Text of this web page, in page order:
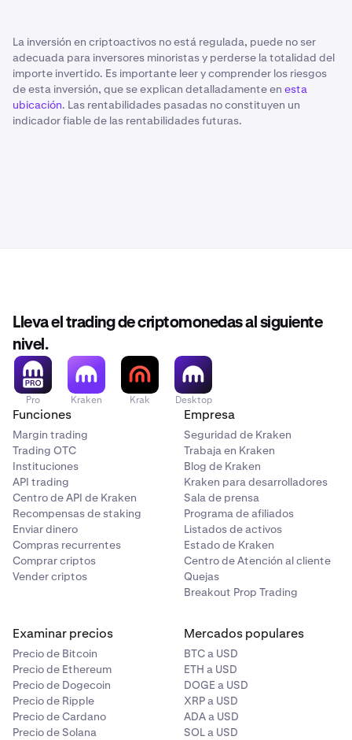
La inversión en criptoactivos no está regulada, puede no ser
adecuada para inversores minoristas y perderse la totalidad del
importe invertido. Es importante leer y comprender los riesgos
de esta inversión, que se explican detalladamente en esta
ubicación. Las rentabilidades pasadas no constituyen un
indicador fiable de las rentabilidades futuras.
Lleva el trading de criptomonedas al siguiente
nivel.
Pro Kraken Krak Desktop
Funciones
Margin trading
Trading OTC
Instituciones
API trading
Centro de API de Kraken
Recompensas de staking
Enviar dinero
Compras recurrentes
Comprar criptos
Vender criptos
Empresa
Seguridad de Kraken
Trabaja en Kraken
Blog de Kraken
Kraken para desarrolladores
Sala de prensa
Programa de afiliados
Listados de activos
Estado de Kraken
Centro de Atención al cliente
Quejas
Breakout Prop Trading
Examinar precios
Precio de Bitcoin
Precio de Ethereum
Precio de Dogecoin
Precio de Ripple
Precio de Cardano
Precio de Solana
Mercados populares
BTC a USD
ETH a USD
DOGE a USD
XRP a USD
ADA a USD
SOL a USD